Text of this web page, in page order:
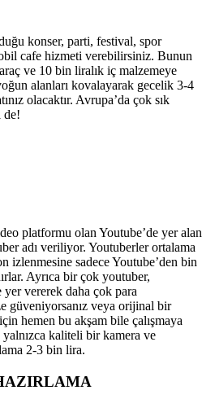
konser, parti, festival, spor
cafe hizmeti verebilirsiniz. Bunun
ve 10 bin liralık iç malzemeye
alanları kovalayarak gecelik 3-4
olacaktır. Avrupa’da çok sık
de!
platformu olan Youtube’de yer alan
adı veriliyor. Youtuberler ortalama
izlenmesine sadece Youtube’den bin
Ayrıca bir çok youtuber,
vererek daha çok para
güveniyorsanız veya orijinal bir
hemen bu akşam bile çalışmaya
kaliteli bir kamera ve
2-3 bin lira.